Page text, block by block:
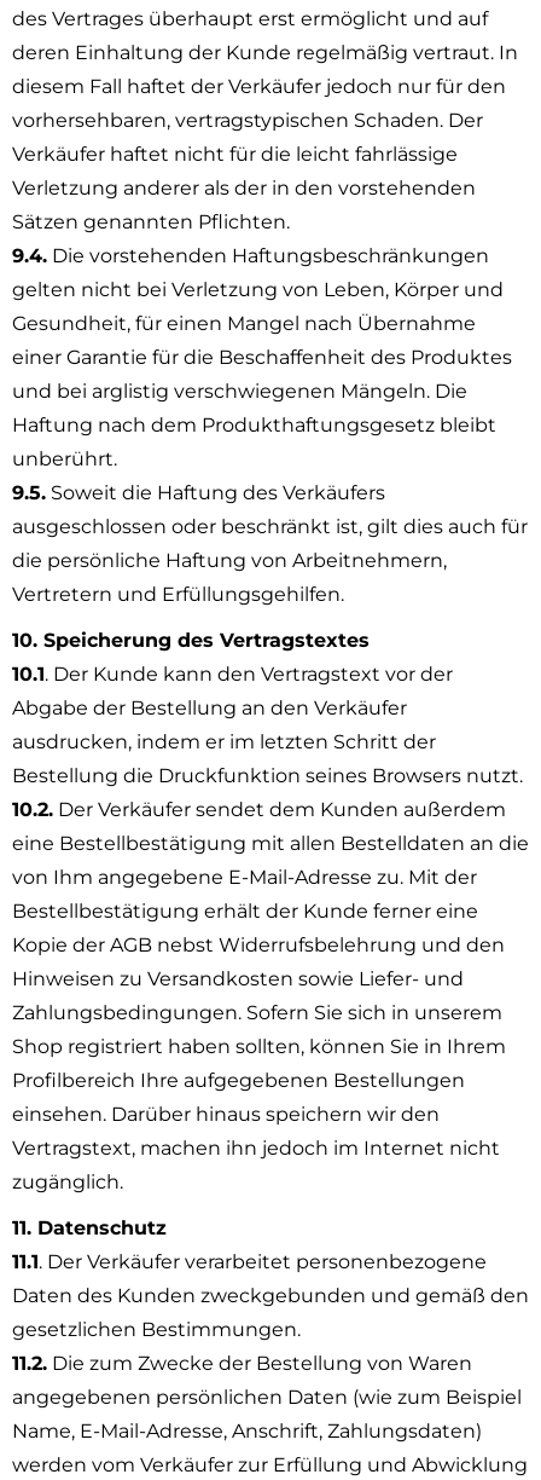
des Vertrages überhaupt erst ermöglicht und auf
deren Einhaltung der Kunde regelmäßig vertraut. In
diesem Fall haftet der Verkäufer jedoch nur für den
vorhersehbaren, vertragstypischen Schaden. Der
Verkäufer haftet nicht für die leicht fahrlässige
Verletzung anderer als der in den vorstehenden
Sätzen genannten Pflichten.
9.4. Die vorstehenden Haftungsbeschränkungen
gelten nicht bei Verletzung von Leben, Körper und
Gesundheit, für einen Mangel nach Übernahme
einer Garantie für die Beschaffenheit des Produktes
und bei arglistig verschwiegenen Mängeln. Die
Haftung nach dem Produkthaftungsgesetz bleibt
unberührt.
9.5. Soweit die Haftung des Verkäufers
ausgeschlossen oder beschränkt ist, gilt dies auch für
die persönliche Haftung von Arbeitnehmern,
Vertretern und Erfüllungsgehilfen.
10. Speicherung des Vertragstextes
10.1. Der Kunde kann den Vertragstext vor der
Abgabe der Bestellung an den Verkäufer
ausdrucken, indem er im letzten Schritt der
Bestellung die Druckfunktion seines Browsers nutzt.
10.2. Der Verkäufer sendet dem Kunden außerdem
eine Bestellbestätigung mit allen Bestelldaten an die
von Ihm angegebene E-Mail-Adresse zu. Mit der
Bestellbestätigung erhält der Kunde ferner eine
Kopie der AGB nebst Widerrufsbelehrung und den
Hinweisen zu Versandkosten sowie Liefer- und
Zahlungsbedingungen. Sofern Sie sich in unserem
Shop registriert haben sollten, können Sie in Ihrem
Profilbereich Ihre aufgegebenen Bestellungen
einsehen. Darüber hinaus speichern wir den
Vertragstext, machen ihn jedoch im Internet nicht
zugänglich.
11. Datenschutz
11.1. Der Verkäufer verarbeitet personenbezogene
Daten des Kunden zweckgebunden und gemäß den
gesetzlichen Bestimmungen.
11.2. Die zum Zwecke der Bestellung von Waren
angegebenen persönlichen Daten (wie zum Beispiel
Name, E-Mail-Adresse, Anschrift, Zahlungsdaten)
werden vom Verkäufer zur Erfüllung und Abwicklung